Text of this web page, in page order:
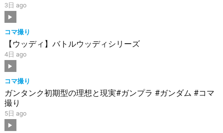
3日 ago
コマ撮り
【ウッディ】バトルウッディシリーズ
4日 ago
コマ撮り
ガンタンク初期型の理想と現実#ガンプラ #ガンダム #コマ
撮り
5日 ago